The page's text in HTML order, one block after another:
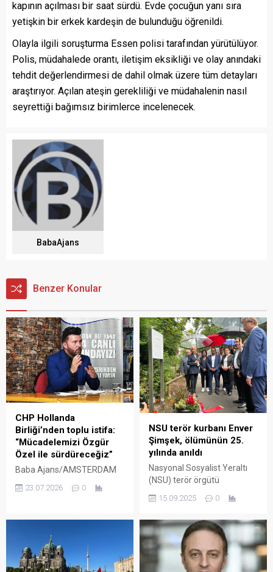
kapının açılması bir saat sürdü. Evde çocuğun yanı sıra
yetişkin bir erkek kardeşin de bulunduğu öğrenildi.
Olayla ilgili soruşturma Essen polisi tarafından yürütülüyor.
Polis, müdahalede orantı, iletişim eksikliği ve olay anındaki
tehdit değerlendirmesi de dahil olmak üzere tüm detayları
araştırıyor. Açılan ateşin gerekliliği ve müdahalenin nasıl
seyrettiği bağımsız birimlerce incelenecek.
BabaAjans
Benzer Konular
CHP Hollanda
Birliği’nden toplu istifa:
“Mücadelemizi Özgür
Özel ile sürdüreceğiz”
Baba Ajans/AMSTERDAM
Murat Han Gedikli ve
üyeliğinden istifa ettiklerini
Hollanda Birliği’nin
çalışmalarını sürdüreceğini,
ancak siyasi mücadelelerine
23.07.2026 0
NSU terör kurbanı Enver
Şimşek, ölümünün 25.
yılında anıldı
Nasyonal Sosyalist Yeraltı
(NSU) terör örgütü
Nürnberg’de çiçek sattığı
vurularak öldürülen Enver
Şimşek, ölümünün 25.
yılında cinayetin işlendiği
yerde anıldı. Anma töreni bir
15.09.2025 0